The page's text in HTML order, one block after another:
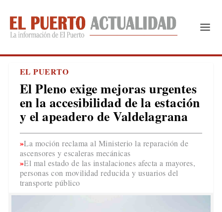
EL PUERTO
El Pleno exige mejoras urgentes
en la accesibilidad de la estación
y el apeadero de Valdelagrana
La moción reclama al Ministerio la reparación de
ascensores y escaleras mecánicas
El mal estado de las instalaciones afecta a mayores,
personas con movilidad reducida y usuarios del
transporte público